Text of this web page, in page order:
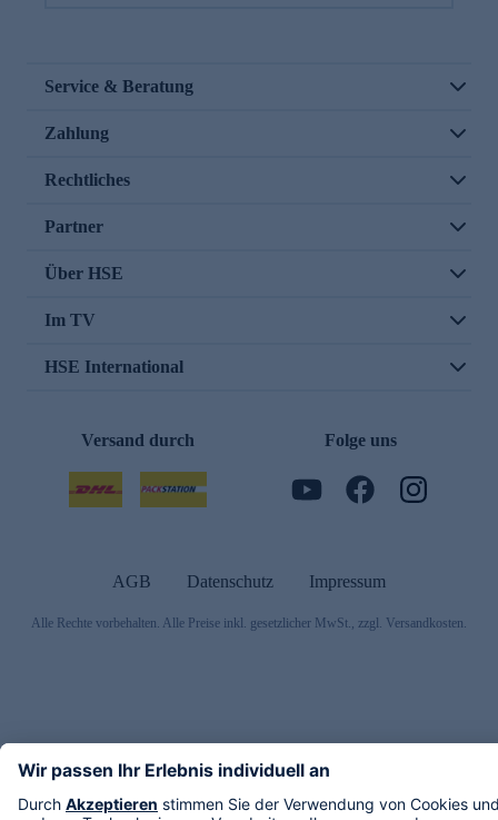
Service & Beratung
Zahlung
Rechtliches
Partner
Über HSE
Im TV
HSE International
Versand durch Folge uns
AGB Datenschutz Impressum
Alle Rechte vorbehalten. Alle Preise inkl. gesetzlicher MwSt., zzgl. Versandkosten.